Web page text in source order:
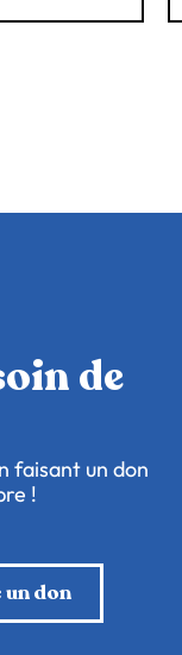
de
faisant un don
!
don